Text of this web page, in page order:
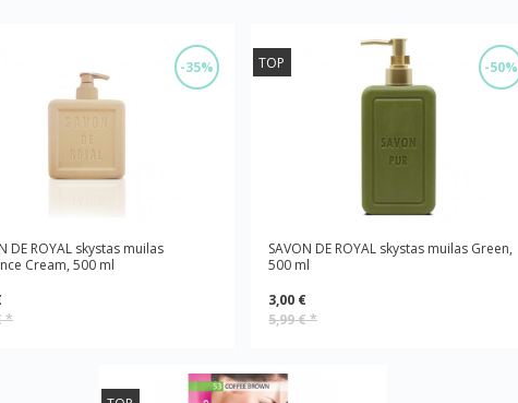
-35%
DE ROYAL skystas muilas
Cream, 500 ml
*
-50%
TOP
SAVON DE ROYAL skystas muilas Green,
500 ml
3,00 €
5,99 €*